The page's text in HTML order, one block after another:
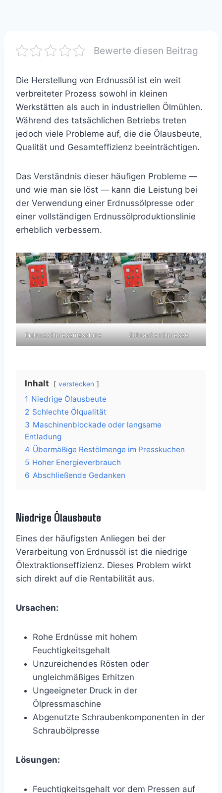
Bewerte diesen Beitrag
Die Herstellung von Erdnussöl ist ein weit
verbreiteter Prozess sowohl in kleinen
Werkstätten als auch in industriellen Ölmühlen.
Während des tatsächlichen Betriebs treten
jedoch viele Probleme auf, die die Ölausbeute,
Qualität und Gesamteffizienz beeinträchtigen.
Das Verständnis dieser häufigen Probleme —
und wie man sie löst — kann die Leistung bei
der Verwendung einer Erdnussölpresse oder
einer vollständigen Erdnussölproduktionslinie
erheblich verbessern.
Erdnussölpressmaschine Schraubenölpresse
Inhalt verstecken
1 Niedrige Ölausbeute
2 Schlechte Ölqualität
3 Maschinenblockade oder langsame
Entladung
4 Übermäßige Restölmenge im Presskuchen
5 Hoher Energieverbrauch
6 Abschließende Gedanken
Niedrige Ölausbeute
Eines der häufigsten Anliegen bei der
Verarbeitung von Erdnussöl ist die niedrige
Ölextraktionseffizienz. Dieses Problem wirkt
sich direkt auf die Rentabilität aus.
Ursachen:
Rohe Erdnüsse mit hohem
Feuchtigkeitsgehalt
Unzureichendes Rösten oder
ungleichmäßiges Erhitzen
Ungeeigneter Druck in der
Ölpressmaschine
Abgenutzte Schraubenkomponenten in der
Schraubölpresse
Lösungen:
Feuchtigkeitsgehalt vor dem Pressen auf